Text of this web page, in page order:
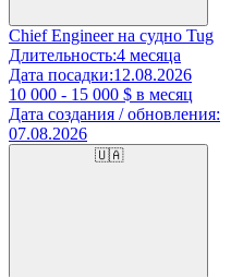
Chief Engineer на судно Tug
Длительность:4 месяца
Дата посадки:12.08.2026
10 000 - 15 000 $ в месяц
Дата создания / обновления:
07.08.2026
🇺🇦